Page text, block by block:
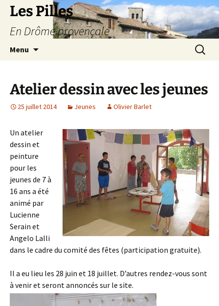
Les Pilles
En Drôme provençale
Menu
Atelier dessin avec les jeunes
25 juillet 2014 Jeunes Olivier Barlet
Un atelier
dessin et
peinture
pour les
jeunes de 7 à
16 ans a été
animé par
Lucienne
Serain et
Angelo Lalli
dans le cadre du comité des fêtes (participation gratuite).
Il a eu lieu les 28 juin et 18 juillet. D’autres rendez-vous sont
à venir et seront annoncés sur le site.